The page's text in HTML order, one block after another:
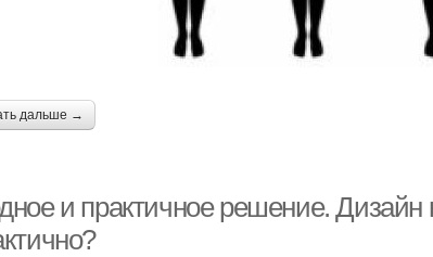
дальше →
и практичное решение. Дизайн